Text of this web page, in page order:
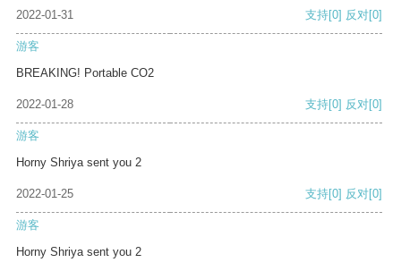
2022-01-31 支持[0] 反对[0]
游客
BREAKING! Portable CO2
2022-01-28 支持[0] 反对[0]
游客
Horny Shriya sent you 2
2022-01-25 支持[0] 反对[0]
游客
Horny Shriya sent you 2